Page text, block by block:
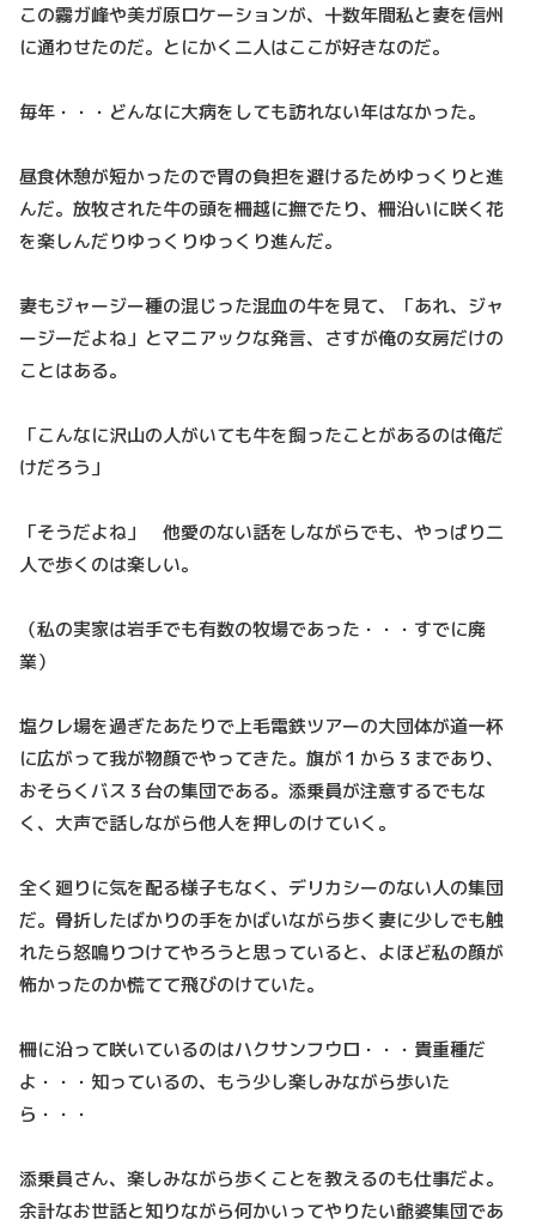
この霧ガ峰や美ガ原ロケーションが、十数年間私と妻を信州
に通わせたのだ。とにかく二人はここが好きなのだ。
毎年・・・どんなに大病をしても訪れない年はなかった。
昼食休憩が短かったので胃の負担を避けるためゆっくりと進
んだ。放牧された牛の頭を柵越に撫でたり、柵沿いに咲く花
を楽しんだりゆっくりゆっくり進んだ。
妻もジャージー種の混じった混血の牛を見て、「あれ、ジャ
ージーだよね」とマニアックな発言、さすが俺の女房だけの
ことはある。
「こんなに沢山の人がいても牛を飼ったことがあるのは俺だ
けだろう」
「そうだよね」 他愛のない話をしながらでも、やっぱり二
人で歩くのは楽しい。
（私の実家は岩手でも有数の牧場であった・・・すでに廃
業）
塩クレ場を過ぎたあたりで上毛電鉄ツアーの大団体が道一杯
に広がって我が物顔でやってきた。旗が１から３まであり、
おそらくバス３台の集団である。添乗員が注意するでもな
く、大声で話しながら他人を押しのけていく。
全く廻りに気を配る様子もなく、デリカシーのない人の集団
だ。骨折したばかりの手をかばいながら歩く妻に少しでも触
れたら怒鳴りつけてやろうと思っていると、よほど私の顔が
怖かったのか慌てて飛びのけていた。
柵に沿って咲いているのはハクサンフウロ・・・貴重種だ
よ・・・知っているの、もう少し楽しみながら歩いた
ら・・・
添乗員さん、楽しみながら歩くことを教えるのも仕事だよ。
余計なお世話と知りながら何かいってやりたい爺婆集団であ